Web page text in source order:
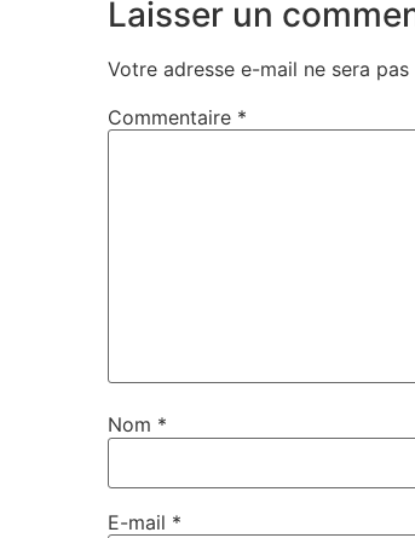
Laisser un
Votre adresse e-mail ne sera pas
Commentaire *
Nom *
E-mail *